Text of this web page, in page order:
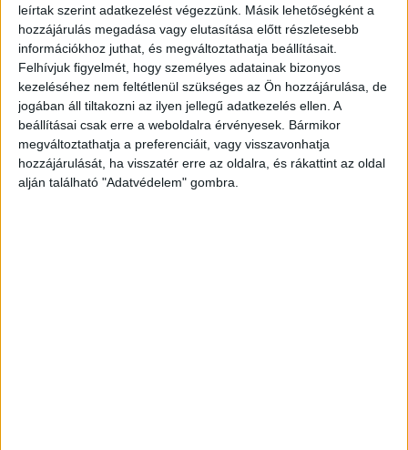
leírtak szerint adatkezelést végezzünk. Másik lehetőségként a
hozzájárulás megadása vagy elutasítása előtt részletesebb
információkhoz juthat, és megváltoztathatja beállításait.
Felhívjuk figyelmét, hogy személyes adatainak bizonyos
kezeléséhez nem feltétlenül szükséges az Ön hozzájárulása, de
jogában áll tiltakozni az ilyen jellegű adatkezelés ellen. A
beállításai csak erre a weboldalra érvényesek. Bármikor
megváltoztathatja a preferenciáit, vagy visszavonhatja
hozzájárulását, ha visszatér erre az oldalra, és rákattint az oldal
alján található "Adatvédelem" gombra.